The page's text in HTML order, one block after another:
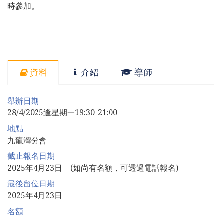
時參加。
資料 介紹 導師
舉辦日期
28/4/2025逢星期一19:30-21:00
地點
九龍灣分會
截止報名日期
2025年4月23日 (如尚有名額，可透過電話報名)
最後留位日期
2025年4月23日
名額